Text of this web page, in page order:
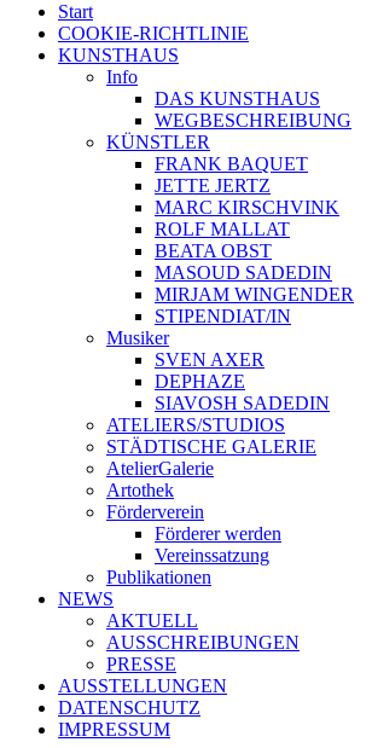
Start
COOKIE-RICHTLINIE
KUNSTHAUS
Info
DAS KUNSTHAUS
WEGBESCHREIBUNG
KÜNSTLER
FRANK BAQUET
JETTE JERTZ
MARC KIRSCHVINK
ROLF MALLAT
BEATA OBST
MASOUD SADEDIN
MIRJAM WINGENDER
STIPENDIAT/IN
Musiker
SVEN AXER
DEPHAZE
SIAVOSH SADEDIN
ATELIERS/STUDIOS
STÄDTISCHE GALERIE
AtelierGalerie
Artothek
Förderverein
Förderer werden
Vereinssatzung
Publikationen
NEWS
AKTUELL
AUSSCHREIBUNGEN
PRESSE
AUSSTELLUNGEN
DATENSCHUTZ
IMPRESSUM